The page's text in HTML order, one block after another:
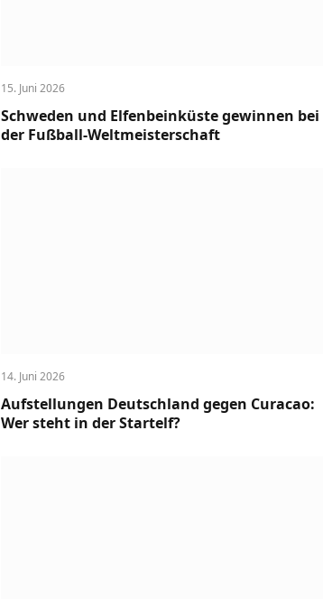
15. Juni 2026
Schweden und Elfenbeinküste gewinnen bei
der Fußball-Weltmeisterschaft
14. Juni 2026
Aufstellungen Deutschland gegen Curacao:
Wer steht in der Startelf?